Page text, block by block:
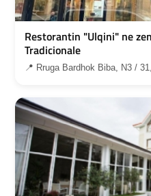
Restorantin "Ulqini" ne
Tradicionale
📍 Rruga Bardhok Biba, N3 /